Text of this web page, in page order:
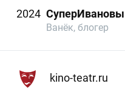
2024
Ванёк, блогер
kino-teatr.ru